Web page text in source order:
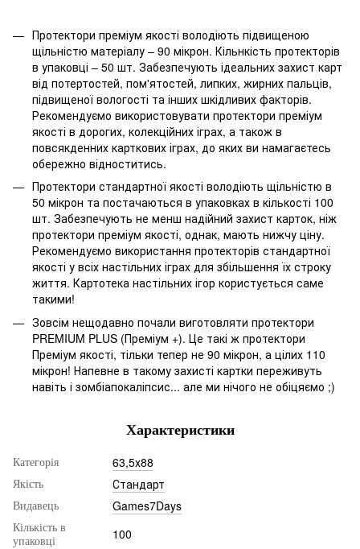
Протектори преміум якості володіють підвищеною
щільністю матеріалу – 90 мікрон. Кільнкість протекторів
в упаковці – 50 шт. Забезпечують ідеальних захист карт
від потертостей, пом'ятостей, липких, жирних пальців,
підвищеної вологості та інших шкідливих факторів.
Рекомендуємо використовувати протектори преміум
якості в дорогих, колекційних іграх, а також в
повсякденних карткових іграх, до яких ви намагаєтесь
обережно відноститись.
Протектори стандартної якості володіють щільністю в
50 мікрон та постачаються в упаковках в кількості 100
шт. Забезпечують не менш надійний захист карток, ніж
протектори преміум якості, однак, мають нижчу ціну.
Рекомендуємо використання протекторів стандартної
якості у всіх настільних іграх для збільшення їх строку
життя. Картотека настільних ігор користується саме
такими!
Зовсім нещодавно почали виготовляти протектори
PREMIUM PLUS (Преміум +). Це такі ж протектори
Преміум якості, тільки тепер не 90 мікрон, а цілих 110
мікрон! Напевне в такому захисті картки переживуть
навіть і зомбіапокаліпсис... але ми нічого не обіцяємо ;)
Характеристики
Категорія 63,5х88
Якість Стандарт
Видавець Games7Days
Кількість в
упаковці
100